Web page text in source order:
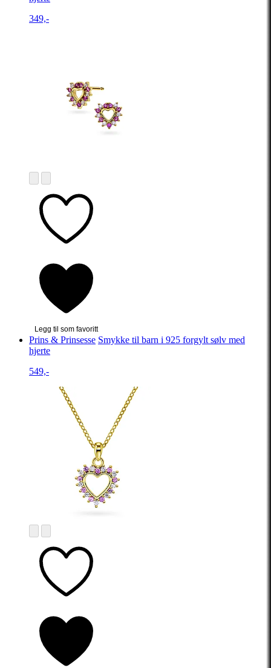
349,-
Legg til som favoritt
Prins & Prinsesse Smykke til barn i 925 forgylt sølv med
hjerte
549,-